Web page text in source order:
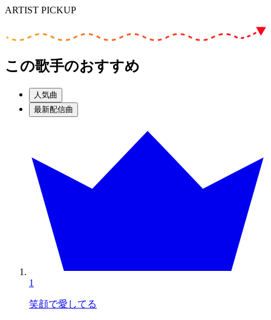
ARTIST PICKUP
この歌手のおすすめ
人気曲
最新配信曲
1
笑顔で愛してる